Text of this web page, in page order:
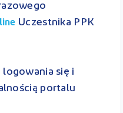
Uczestnika PPK
się i
portalu